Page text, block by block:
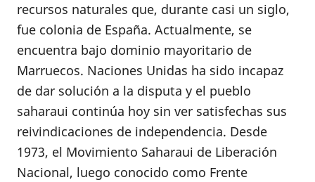
recursos naturales que, durante casi un siglo,
fue colonia de España. Actualmente, se
encuentra bajo dominio mayoritario de
Marruecos. Naciones Unidas ha sido incapaz
de dar solución a la disputa y el pueblo
saharaui continúa hoy sin ver satisfechas sus
reivindicaciones de independencia. Desde
1973, el Movimiento Saharaui de Liberación
Nacional, luego conocido como Frente